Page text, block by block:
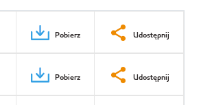
Pobierz Udostępnij
Pobierz Udostępnij